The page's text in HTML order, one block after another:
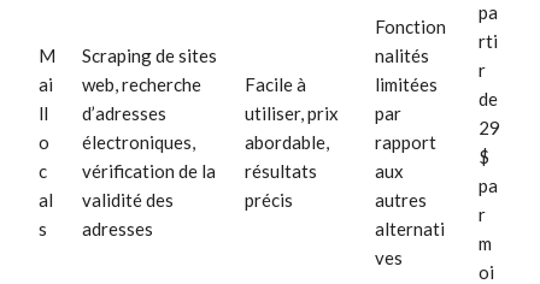
M
ai
ll
o
c
al
s
Scraping de sites
web, recherche
d’adresses
électroniques,
vérification de la
validité des
adresses
Facile à
utiliser, prix
abordable,
résultats
précis
Fonction
nalités
limitées
par
rapport
aux
autres
alternati
ves
pa
rti
r
de
29
$
pa
r
m
oi